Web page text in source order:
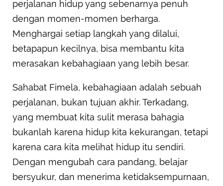
perjalanan hidup yang sebenarnya penuh
dengan momen-momen berharga.
Menghargai setiap langkah yang dilalui,
betapapun kecilnya, bisa membantu kita
merasakan kebahagiaan yang lebih besar.
Sahabat Fimela, kebahagiaan adalah sebuah
perjalanan, bukan tujuan akhir. Terkadang,
yang membuat kita sulit merasa bahagia
bukanlah karena hidup kita kekurangan, tetapi
karena cara kita melihat hidup itu sendiri.
Dengan mengubah cara pandang, belajar
bersyukur, dan menerima ketidaksempurnaan,